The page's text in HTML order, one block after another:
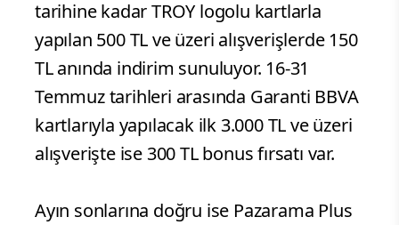
tarihine kadar TROY logolu kartlarla
yapılan 500 TL ve üzeri alışverişlerde 150
TL anında indirim sunuluyor. 16-31
Temmuz tarihleri arasında Garanti BBVA
kartlarıyla yapılacak ilk 3.000 TL ve üzeri
alışverişte ise 300 TL bonus fırsatı var.
Ayın sonlarına doğru ise Pazarama Plus